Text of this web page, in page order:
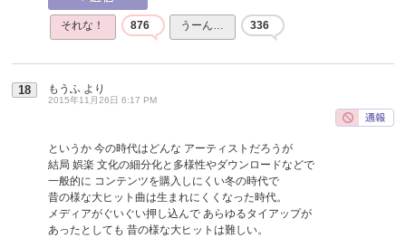
それな！ 876 うーん… 336
18 もうふ より
2015年11月26日 6:17 PM
というか 今の時代はどんな アーティストだろうが
結局 娯楽 文化の細分化と多様性やダウンロードなどで
一般的に コンテンツを購入しにくい冬の時代で
昔の様な大ヒット曲は生まれにくくなった時代。
メディアがぐいぐい押し込んで あらゆるタイアップが
あったとしても 昔の様な大ヒットは難しい。